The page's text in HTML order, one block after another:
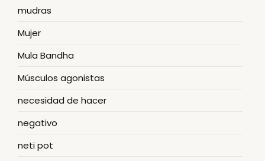
mudras
Mujer
Mula Bandha
Músculos agonistas
necesidad de hacer
negativo
neti pot